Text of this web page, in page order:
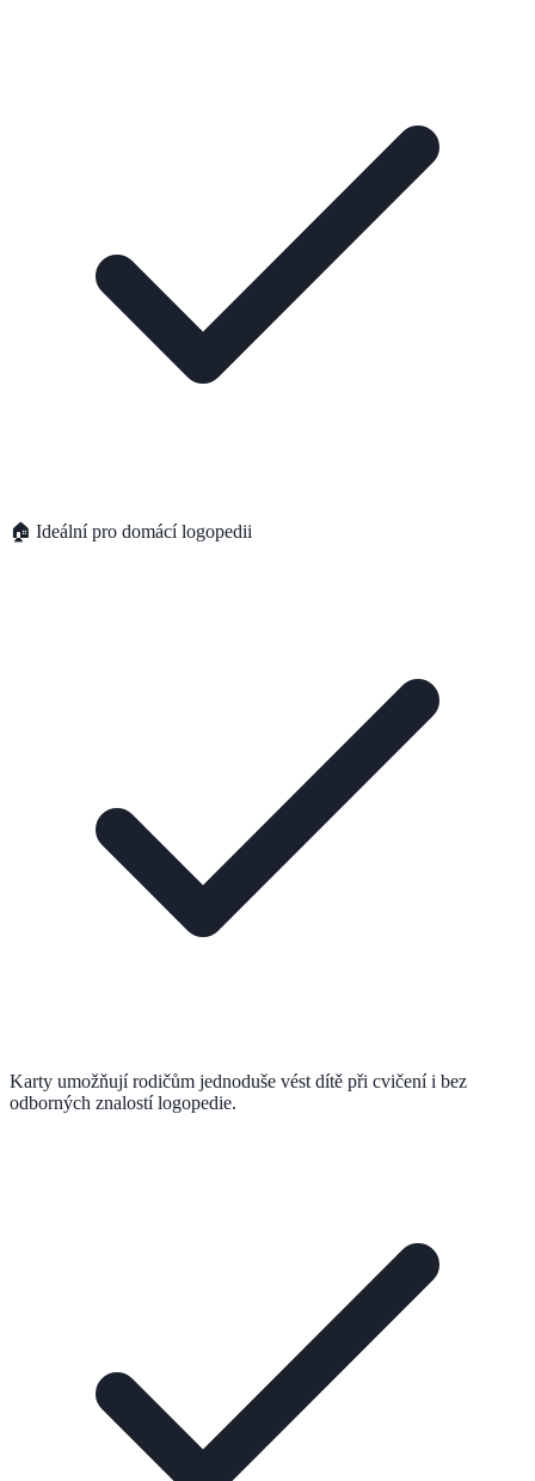
🏠 Ideální pro domácí logopedii
Karty umožňují rodičům jednoduše vést dítě při cvičení i bez
odborných znalostí logopedie.